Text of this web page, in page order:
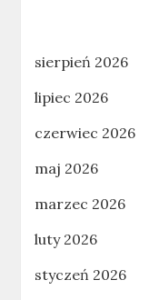
sierpień 2026
lipiec 2026
czerwiec 2026
maj 2026
marzec 2026
luty 2026
styczeń 2026